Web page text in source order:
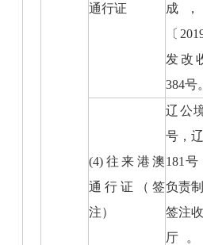
通行证
成
〔
发改
384号。
(4)往来港澳
通行证（签
注）
辽公
号，
181
负责
签注
厅